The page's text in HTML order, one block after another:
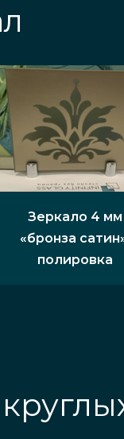
Зеркало 4 мм
«бронза
полировка